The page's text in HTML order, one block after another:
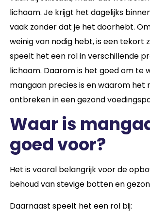
lichaam. Je krijgt het dagelijks
vaak zonder dat je het doorhebt.
weinig van nodig hebt, is een tekort
speelt het een rol in verschillende
lichaam. Daarom is het goed om te
mangaan precies is en waarom het
ontbreken in een gezond
Waar is
goed voor?
Het is vooral belangrijk voor de
behoud van stevige botten en
Daarnaast speelt het een rol bij: